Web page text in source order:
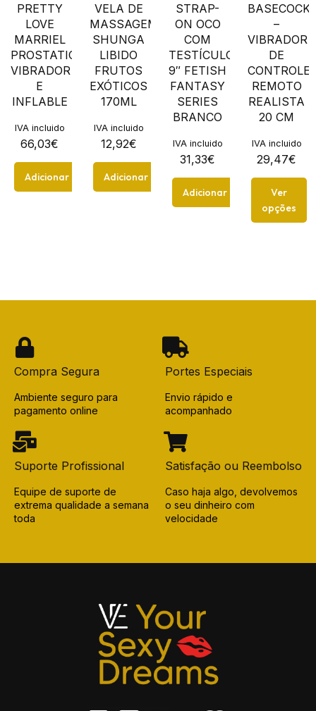
PRETTY
LOVE
MARRIEL
PROSTATICO
VIBRADOR
E
INFLABLE
66,03€
IVA incluido
Adicionar
VELA DE
MASSAGEM
SHUNGA
LIBIDO
FRUTOS
EXÓTICOS
170ML
12,92€
IVA incluido
Adicionar
STRAP-
ON OCO
COM
TESTÍCULOS
9″ FETISH
FANTASY
SERIES
BRANCO
31,33€
IVA incluido
Adicionar
BASECOCK
–
VIBRADOR
DE
CONTROLE
REMOTO
REALISTA
20 CM
29,47€
IVA incluido
Ver
opções
Compra Segura
Ambiente seguro para
pagamento online
Portes Especiais
Envio rápido e
acompanhado
Suporte Profissional
Equipe de suporte de
extrema qualidade a semana
toda
Satisfação ou Reembolso
Caso haja algo, devolvemos
o seu dinheiro com
velocidade